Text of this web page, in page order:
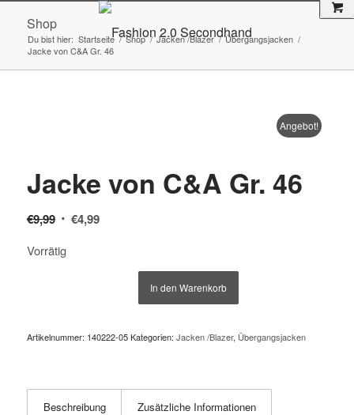
Shop
Du bist hier: Startseite / Shop / Jacken /Blazer / Übergangsjacken /
Jacke von C&A Gr. 46
Angebot!
Jacke von C&A Gr. 46
€9,99 Ursprünglicher
war:
€4,99Aktueller
Vorrätig
In den Warenkorb
Artikelnummer: 140222-05 Kategorien: Jacken /Blazer, Übergangsjacken
Beschreibung Zusätzliche Informationen